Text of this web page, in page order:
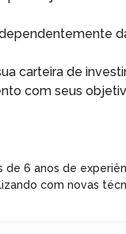
carteira de
com seus
6 anos de
com novas